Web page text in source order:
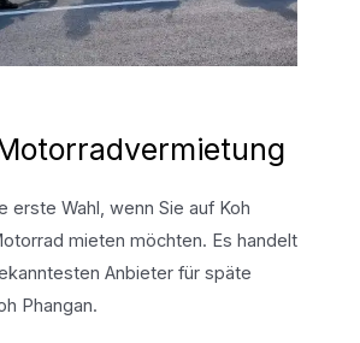
erste Wahl, wenn Sie auf Koh
mieten möchten. Es handelt
Anbieter für späte
Phangan.